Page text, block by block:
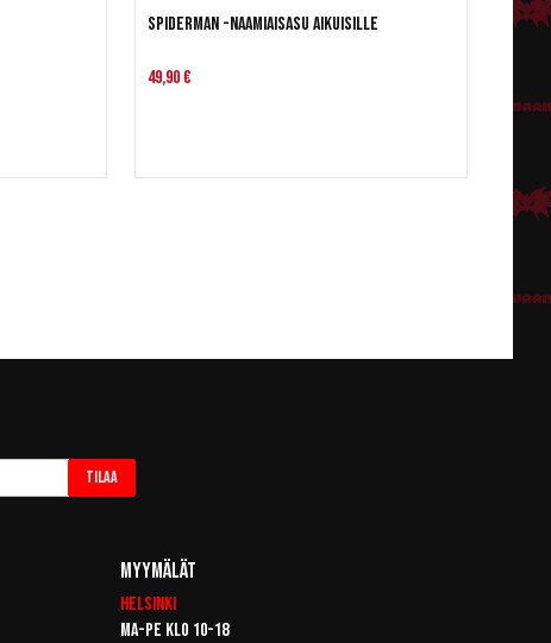
Spiderman -naamiaisasu aikuisille
49,90 €
Tilaa
Myymälät
Helsinki
Ma-pe klo 10-18